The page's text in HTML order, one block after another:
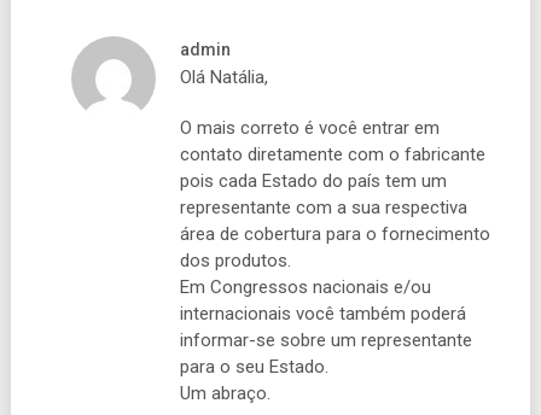
admin
Olá Natália,
O mais correto é você entrar em
contato diretamente com o fabricante
pois cada Estado do país tem um
representante com a sua respectiva
área de cobertura para o fornecimento
dos produtos.
Em Congressos nacionais e/ou
internacionais você também poderá
informar-se sobre um representante
para o seu Estado.
Um abraço.